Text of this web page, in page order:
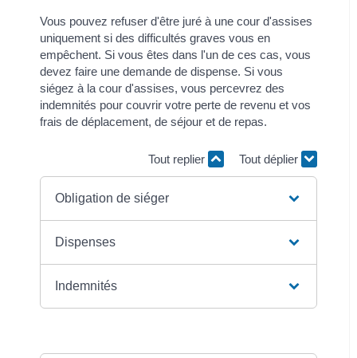
Vous pouvez refuser d'être juré à une cour d'assises
uniquement si des difficultés graves vous en
empêchent. Si vous êtes dans l'un de ces cas, vous
devez faire une demande de dispense. Si vous
siégez à la cour d'assises, vous percevrez des
indemnités pour couvrir votre perte de revenu et vos
frais de déplacement, de séjour et de repas.
Tout replier Tout déplier
Obligation de siéger
Dispenses
Indemnités